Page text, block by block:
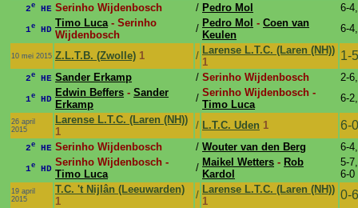
2e HE Serinho Wijdenbosch / Pedro Mol 6-
1e HD
Timo Luca- Serinho
Wijdenbosch
/ Pedro Mol - Coen van
Keulen
6-
10 mei 2015 Z.L.T.B. (Zwolle) 1 / Larense L.T.C. (Laren (NH))
1
1-5
2e HE Sander Erkamp / Serinho Wijdenbosch 2-
1e HD
Edwin Beffers - Sander
Erkamp
/ Serinho Wijdenbosch -
Timo Luca
6-
26 april
2015
Larense L.T.C. (Laren (NH))
1
/ L.T.C. Uden 1 6-0
2e HE Serinho Wijdenbosch / Wouter van den Berg 6-
1e HD
Serinho Wijdenbosch -
Timo Luca
/ Maikel Wetters - Rob
Kardol
5-
6-0
19 april
2015
T.C. 't Nijlân (Leeuwarden)
1
/ Larense L.T.C. (Laren (NH))
1
0-6